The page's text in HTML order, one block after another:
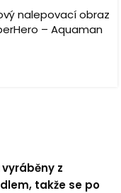
nalepovací obraz
– Aquaman
z
takže se po